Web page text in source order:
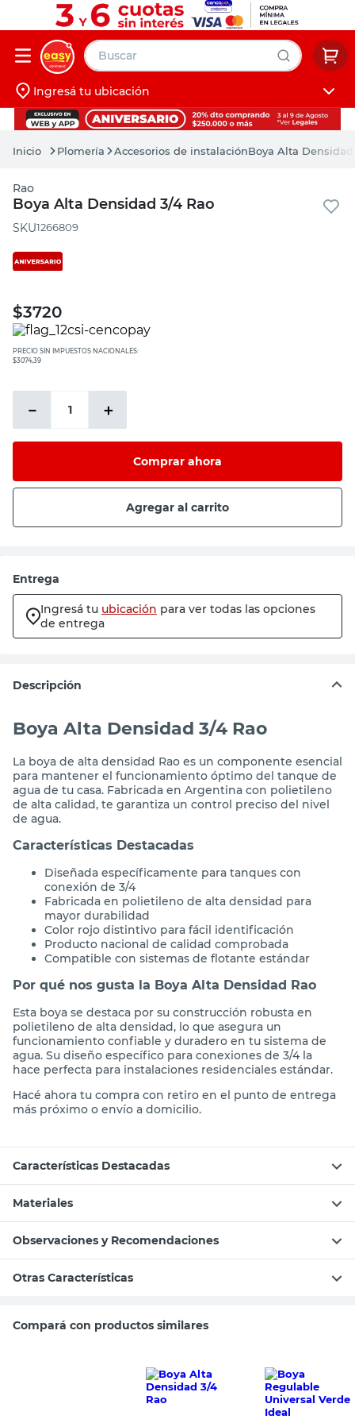
Buscar
Iniciá sesión
Ingresá tu ubicación
Plomería Accesorios de instalaciónBoya Alta Densidad
Rao
Boya Alta Densidad 3/4 Rao
:1266809
$3720
PRECIO SIN IMPUESTOS NACIONALES:
$3074,39
＋
－
Comprar ahora
Agregar al carrito
Entrega
Ingresá tu ubicación para ver todas las opciones
de entrega
Descripción
Boya Alta Densidad 3/4 Rao
La boya de alta densidad Rao es un componente esencial
para mantener el funcionamiento óptimo del tanque de
agua de tu casa. Fabricada en Argentina con polietileno
de alta calidad, te garantiza un control preciso del nivel
de agua.
Características Destacadas
Diseñada específicamente para tanques con
conexión de 3/4
Fabricada en polietileno de alta densidad para
mayor durabilidad
Color rojo distintivo para fácil identificación
Producto nacional de calidad comprobada
Compatible con sistemas de flotante estándar
Por qué nos gusta la Boya Alta Densidad Rao
Esta boya se destaca por su construcción robusta en
polietileno de alta densidad, lo que asegura un
funcionamiento confiable y duradero en tu sistema de
agua. Su diseño específico para conexiones de 3/4 la
hace perfecta para instalaciones residenciales estándar.
Hacé ahora tu compra con retiro en el punto de entrega
más próximo o envío a domicilio.
Características Destacadas
Materiales
Observaciones y Recomendaciones
Otras Características
Compará con productos similares
muebles
pintura
escritorio